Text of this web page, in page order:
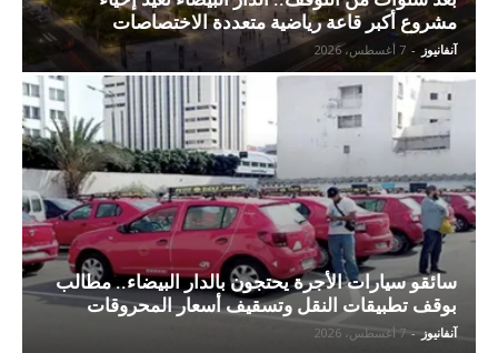
مشروع أكبر قاعة رياضية متعددة الاختصاصات
آنفانيوز - 7 أغسطس، 2026
سائقو سيارات الأجرة يحتجون بالدار البيضاء.. مطالب
بوقف تطبيقات النقل وتسقيف أسعار المحروقات
آنفانيوز - 7 أغسطس، 2026